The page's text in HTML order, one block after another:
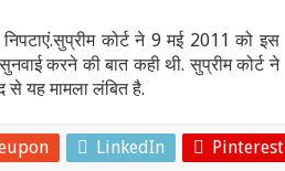
कोर्ट ने 9 मई 2011 को इस
करने की बात कही थी. सुप्रीम कोर्ट ने
से यह मामला लंबित है.
LinkedIn Pinterest